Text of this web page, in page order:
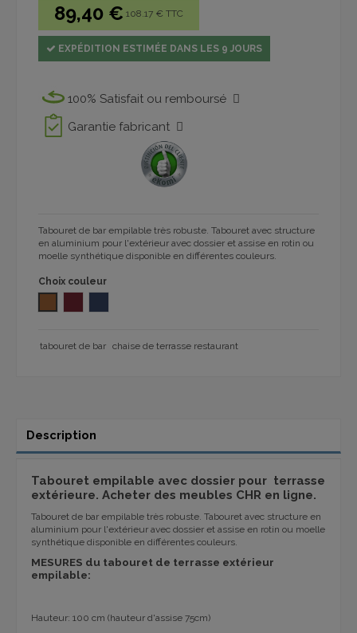
89,40 € 108.17 € TTC
EXPÉDITION ESTIMÉE DANS LES 9 JOURS
100% Satisfait ou remboursé
Garantie fabricant
Tabouret de bar empilable très robuste. Tabouret avec structure
en aluminium pour l'extérieur avec dossier et assise en rotin ou
moelle synthétique disponible en différentes couleurs.
Choix couleur
tabouret de bar chaise de terrasse restaurant
Description
Tabouret empilable avec dossier pour terrasse
extérieure. Acheter des meubles CHR en ligne.
Tabouret de bar empilable très robuste. Tabouret avec structure en
aluminium pour l'extérieur avec dossier et assise en rotin ou moelle
synthétique disponible en différentes couleurs.
MESURES du tabouret de terrasse extérieur
empilable:
Hauteur: 100 cm (hauteur d'assise 75cm)